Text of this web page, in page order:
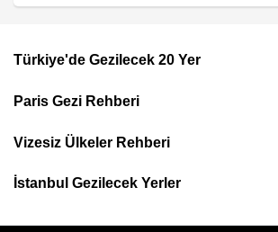
Top
Menu
Türkiye'de Gezilecek 20 Yer
Paris Gezi Rehberi
Vizesiz Ülkeler Rehberi
İstanbul Gezilecek Yerler